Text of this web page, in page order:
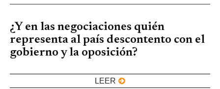
¿Y en las negociaciones quién
representa al país descontento con el
gobierno y la oposición?
LEER